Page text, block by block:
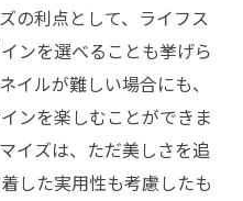
の利点として、ライフス
ンを選べることも挙げら
イルが難しい場合にも、
ンを楽しむことができま
イズは、ただ美しさを追
した実用性も考慮したも